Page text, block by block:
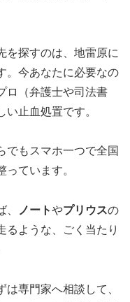
を探すのは、地雷原に
。今あなたに必要なの
ロ（弁護士や司法書
止血処置です。
でもスマホ一つで全国
ています。
ノートやプリウスの
るような、ごく当たり
専門家へ相談して、